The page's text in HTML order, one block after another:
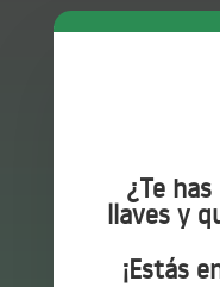
¿Te
llaves y
¡Estás